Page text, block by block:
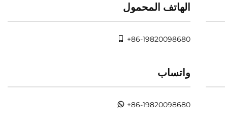
الهاتف المحمول
+86-19820098680
واتساب
+86-19820098680